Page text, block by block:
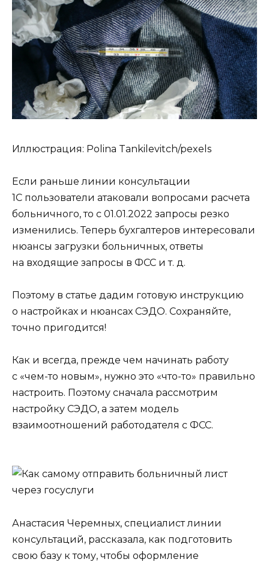
Иллюстрация: Polina Tankilevitch/pexels
Если раньше линии консультации
1С пользователи атаковали вопросами расчета
больничного, то с 01.01.2022 запросы резко
изменились. Теперь бухгалтеров интересовали
нюансы загрузки больничных, ответы
на входящие запросы в ФСС и т. д.
Поэтому в статье дадим готовую инструкцию
о настройках и нюансах СЭДО. Сохраняйте,
точно пригодится!
Как и всегда, прежде чем начинать работу
с «чем-то новым», нужно это «что-то» правильно
настроить. Поэтому сначала рассмотрим
настройку СЭДО, а затем модель
взаимоотношений работодателя с ФСС.
Анастасия Черемных, специалист линии
консультаций, рассказала, как подготовить
свою базу к тому, чтобы оформление